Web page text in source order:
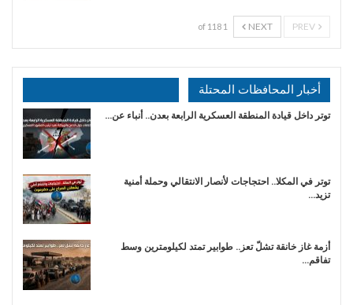
NEXT
1 of 118
أخبار المحافظات المحتلة
توتر داخل قيادة المنطقة العسكرية الرابعة بعدن.. أنباء عن…
توتر في المكلا.. احتجاجات لأنصار الانتقالي وحملة أمنية
تزيد…
أزمة غاز خانقة تشلّ تعز.. طوابير تمتد لكيلومترين وسط
تفاقم…